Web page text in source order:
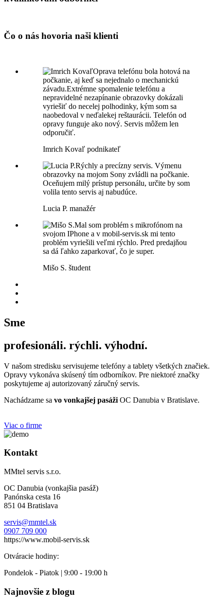
Čo o nás hovoria naši klienti
Oprava telefónu bola hotová na
počkanie, aj keď sa nejednalo o mechanickú
závadu.Extrémne spomalenie telefónu a
nepravidelné nezapínanie obrazovky dokázali
vyriešiť do necelej polhodinky, kým som sa
naobedoval v neďalekej reštaurácii. Telefón od
opravy funguje ako nový. Servis môžem len
odporučiť.
Imrich Kovaľ podnikateľ
Rýchly a precízny servis. Výmenu
obrazovky na mojom Sony zvládli na počkanie.
Oceňujem milý prístup personálu, určite by som
volila tento servis aj nabudúce.
Lucia P. manažér
Mal som problém s mikrofónom na
svojom IPhone a v mobil-servis.sk mi tento
problém vyriešili veľmi rýchlo. Pred predajňou
sa dá ľahko zaparkovať, čo je super.
Mišo S. študent
Sme
profesionáli. rýchli. výhodní.
V našom stredisku servisujeme telefóny a tablety všetkých značiek.
Opravy vykonáva skúsený tím odborníkov. Pre niektoré značky
poskytujeme aj autorizovaný záručný servis.
Nachádzame sa vo vonkajšej pasáži OC Danubia v Bratislave.
Viac o firme
Kontakt
MMtel servis s.r.o.
OC Danubia (vonkajšia pasáž)
Panónska cesta 16
851 04 Bratislava
servis@mmtel.sk
0907 709 000
https://www.mobil-servis.sk
Otváracie hodiny:
Pondelok - Piatok | 9:00 - 19:00 h
Najnovšie z blogu